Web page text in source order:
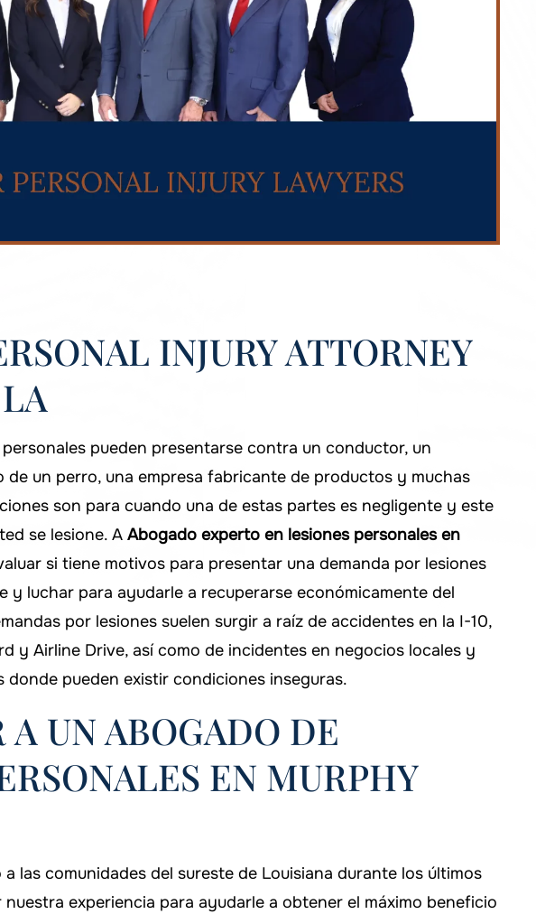
INJURY ATTORNEY
pueden presentarse contra un conductor, un
de un perro, una empresa fabricante de productos y muchas
son para cuando una de estas partes es negligente y este
se lesione. A Abogado experto en lesiones personales en
si tiene motivos para presentar una demanda por lesiones
y luchar para ayudarle a recuperarse económicamente del
por lesiones suelen surgir a raíz de accidentes en la I-10,
y Airline Drive, así como de incidentes en negocios locales y
pueden existir condiciones inseguras.
A UN ABOGADO DE
EN MURPHY
las comunidades del sureste de Louisiana durante los últimos
experiencia para ayudarle a obtener el máximo beneficio
orgulloso de haber elegido a
Law Firm para manejar mi
Si alguna vez necesitas ayuda,
aseguraré de llamar al bufete